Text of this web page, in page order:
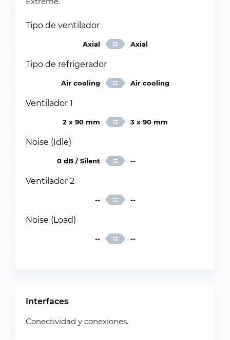
Tipo de ventilador
Axial Axial
Tipo de refrigerador
Air cooling Air cooling
Ventilador 1
2 x 90 mm 3 x 90 mm
Noise (Idle)
0 dB / Silent --
Ventilador 2
-- --
Noise (Load)
-- --
Interfaces
Conectividad y conexiones.